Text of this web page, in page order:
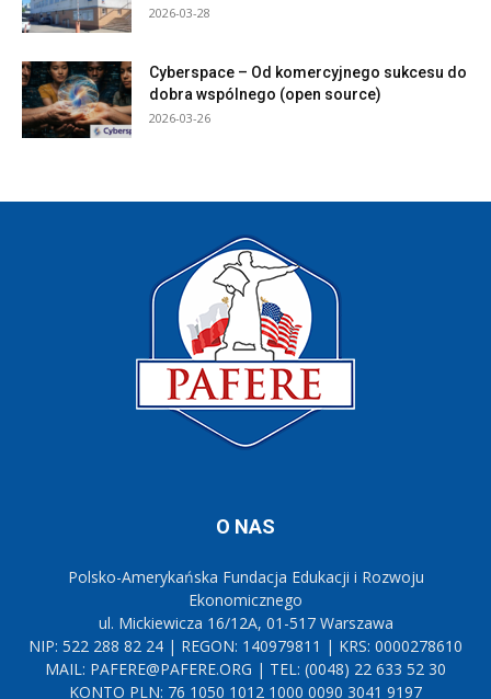
2026-03-28
Cyberspace – Od komercyjnego sukcesu do
dobra wspólnego (open source)
2026-03-26
O NAS
Polsko-Amerykańska Fundacja Edukacji i Rozwoju
Ekonomicznego
ul. Mickiewicza 16/12A, 01-517 Warszawa
NIP: 522 288 82 24 | REGON: 140979811 | KRS: 0000278610
MAIL: PAFERE@PAFERE.ORG | TEL: (0048) 22 633 52 30
KONTO PLN: 76 1050 1012 1000 0090 3041 9197